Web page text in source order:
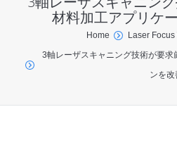
材料加工アプリケ
You are here:Home
Laser Focus
3軸レーザスキャニング技術が要求
ンを改